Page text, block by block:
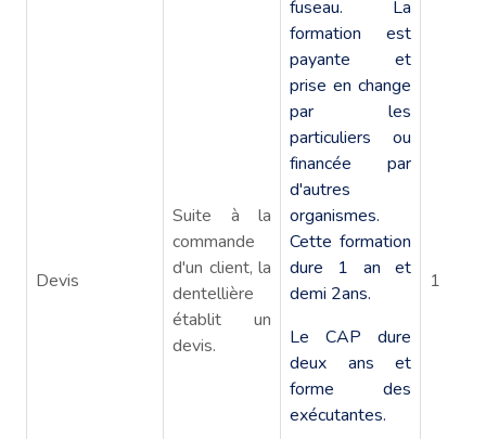
Devis
Suite à la
commande
d'un client, la
dentellière
établit un
devis.
fuseau. La
formation est
payante et
prise en change
par les
particuliers ou
financée par
d'autres
organismes.
Cette formation
dure 1 an et
demi 2ans.
Le CAP dure
deux ans et
forme des
exécutantes.
1